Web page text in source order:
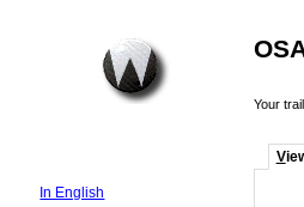
Your
V
In English